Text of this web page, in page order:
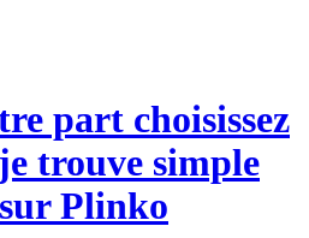
part choisissez
trouve simple
Plinko